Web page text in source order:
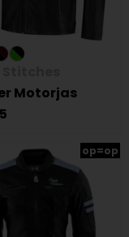
Motorjas
op=op